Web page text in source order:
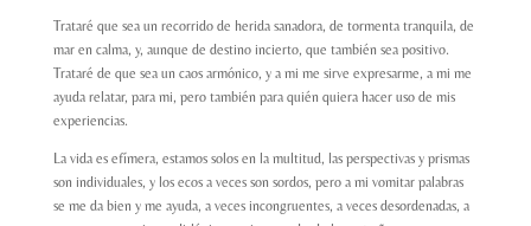
Trataré que sea un recorrido de herida sanadora, de tormenta tranquila, de
mar en calma, y, aunque de destino incierto, que también sea positivo.
Trataré de que sea un caos armónico, y a mi me sirve expresarme, a mi me
ayuda relatar, para mi, pero también para quién quiera hacer uso de mis
experiencias.
La vida es efímera, estamos solos en la multitud, las perspectivas y prismas
son individuales, y los ecos a veces son sordos, pero a mi vomitar palabras
se me da bien y me ayuda, a veces incongruentes, a veces desordenadas, a